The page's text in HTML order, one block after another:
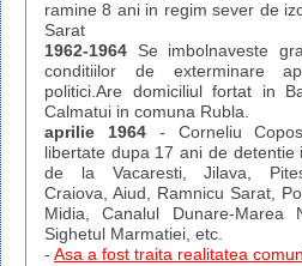
ramine 8 ani in regim sever de
Sarat
1962-1964 Se imbolnaveste
conditiilor de exterminare
politici.Are domiciliul fortat in
Calmatui in comuna Rubla.
aprilie 1964- Corneliu
libertate dupa 17 ani de detentie
de la Vacaresti, Jilava,
Craiova, Aiud, Ramnicu Sarat,
Midia, Canalul Dunare-Marea
Sighetul Marmatiei, etc.
- Asa a fost traita realitatea